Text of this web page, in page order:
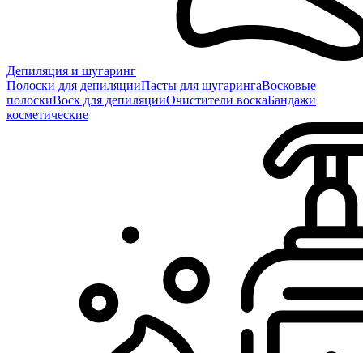
Депиляция и шугаринг
Полоски для депиляцииПасты для шугарингаВосковые
полоскиВоск для депиляцииОчистители воскаБандажи
косметические